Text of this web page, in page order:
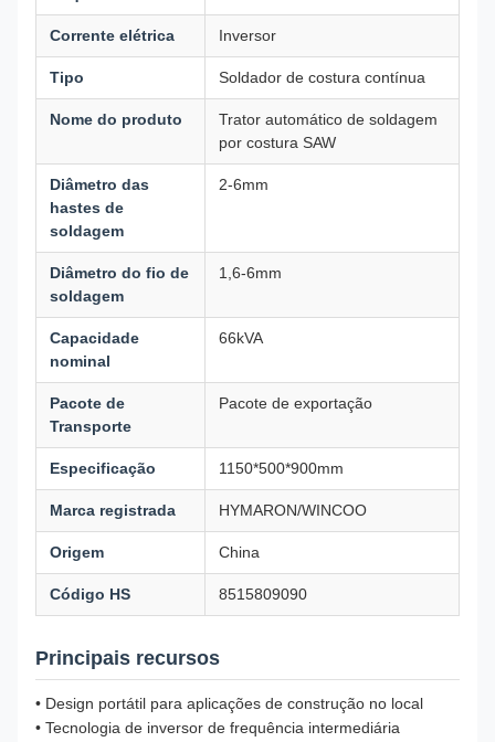
Corrente elétrica Inversor
Tipo Soldador de costura contínua
Nome do produto
Trator automático de soldagem
por costura SAW
Diâmetro das
hastes de
soldagem
2-6mm
Diâmetro do fio de
soldagem
1,6-6mm
Capacidade
nominal
66kVA
Pacote de
Transporte
Pacote de exportação
Especificação 1150*500*900mm
Marca registrada HYMARON/WINCOO
Origem China
Código HS 8515809090
Principais recursos
• Design portátil para aplicações de construção no local
• Tecnologia de inversor de frequência intermediária